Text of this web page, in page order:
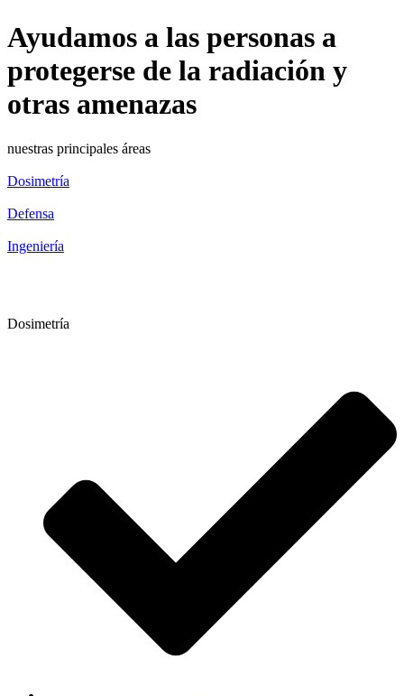
Ayudamos a las personas a
protegerse de la radiación y
otras amenazas
nuestras principales áreas
Dosimetría
Defensa
Ingeniería
Dosimetría